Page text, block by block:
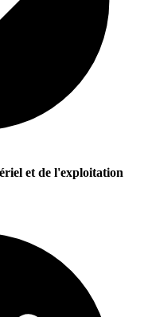
et de l'exploitation